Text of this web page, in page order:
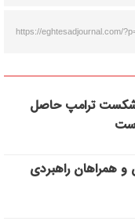
https://eghtesadjournal.com/
شکست ترامپ حاصل
و همراهان راهبردی